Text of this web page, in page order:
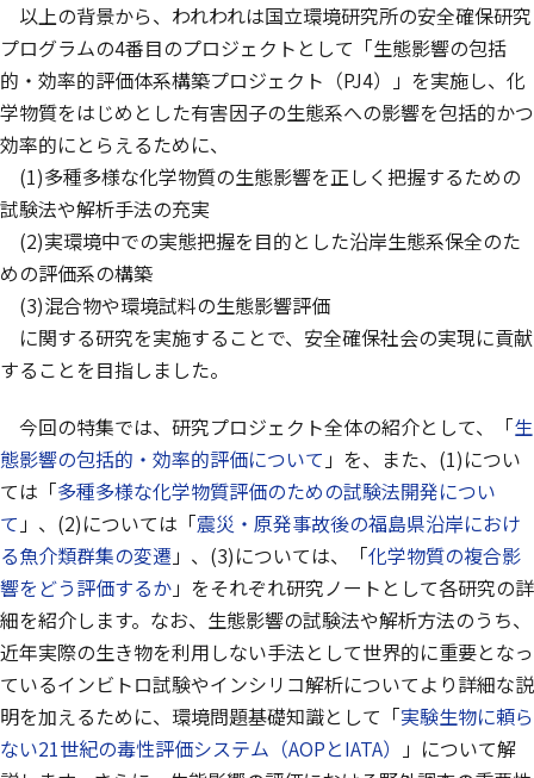
以上の背景から、われわれは国立環境研究所の安全確保研究
プログラムの4番目のプロジェクトとして「生態影響の包括
的・効率的評価体系構築プロジェクト（PJ4）」を実施し、化
学物質をはじめとした有害因子の生態系への影響を包括的かつ
効率的にとらえるために、
(1)多種多様な化学物質の生態影響を正しく把握するための
試験法や解析手法の充実
(2)実環境中での実態把握を目的とした沿岸生態系保全のた
めの評価系の構築
(3)混合物や環境試料の生態影響評価
に関する研究を実施することで、安全確保社会の実現に貢献
することを目指しました。
今回の特集では、研究プロジェクト全体の紹介として、「生
態影響の包括的・効率的評価について 」を、また、(1)につい
ては「多種多様な化学物質評価のための試験法開発につい
て 」、(2)については「震災・原発事故後の福島県沿岸におけ
る魚介類群集の変遷 」、(3)については、「化学物質の複合影
響をどう評価するか 」をそれぞれ研究ノートとして各研究の詳
細を紹介します。なお、生態影響の試験法や解析方法のうち、
近年実際の生き物を利用しない手法として世界的に重要となっ
ているインビトロ試験やインシリコ解析についてより詳細な説
明を加えるために、環境問題基礎知識として「実験生物に頼ら
ない21世紀の毒性評価システム（AOPとIATA）
」について解